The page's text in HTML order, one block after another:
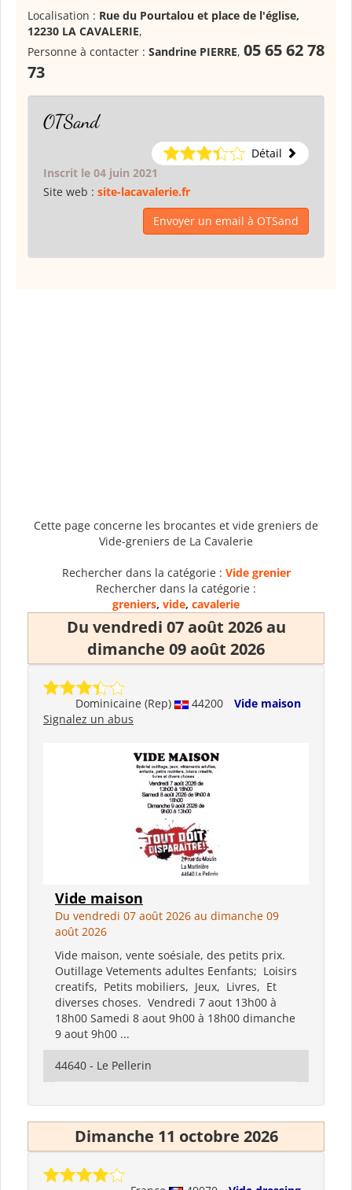
Localisation : Rue du Pourtalou et place de l'église,
12230 LA CAVALERIE,
Personne à contacter : Sandrine PIERRE, 05 65 62 78
73
OTSand
Détail
Inscrit le 04 juin 2021
Site web : site-lacavalerie.fr
Envoyer un email à OTSand
Cette page concerne les brocantes et vide greniers de
Vide-greniers de La Cavalerie
Rechercher dans la catégorie : Vide grenier
Rechercher dans la catégorie :
greniers, vide, cavalerie
Du vendredi 07 août 2026 au
dimanche 09 août 2026
Dominicaine (Rep) 44200
Vide maison
Signalez un abus
Vide maison
Du vendredi 07 août 2026 au dimanche 09
août 2026
Vide maison, vente soésiale, des petits prix.
Outillage Vetements adultes Eenfants; Loisirs
creatifs, Petits mobiliers, Jeux, Livres, Et
diverses choses. Vendredi 7 aout 13h00 à
18h00 Samedi 8 aout 9h00 à 18h00 dimanche
9 aout 9h00 ...
44640 - Le Pellerin
Dimanche 11 octobre 2026